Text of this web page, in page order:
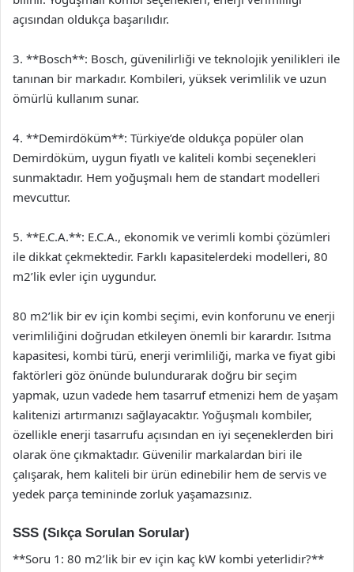
açısından oldukça başarılıdır.
3. **Bosch**: Bosch, güvenilirliği ve teknolojik yenilikleri ile
tanınan bir markadır. Kombileri, yüksek verimlilik ve uzun
ömürlü kullanım sunar.
4. **Demirdöküm**: Türkiye’de oldukça popüler olan
Demirdöküm, uygun fiyatlı ve kaliteli kombi seçenekleri
sunmaktadır. Hem yoğuşmalı hem de standart modelleri
mevcuttur.
5. **E.C.A.**: E.C.A., ekonomik ve verimli kombi çözümleri
ile dikkat çekmektedir. Farklı kapasitelerdeki modelleri, 80
m2’lik evler için uygundur.
80 m2’lik bir ev için kombi seçimi, evin konforunu ve enerji
verimliliğini doğrudan etkileyen önemli bir karardır. Isıtma
kapasitesi, kombi türü, enerji verimliliği, marka ve fiyat gibi
faktörleri göz önünde bulundurarak doğru bir seçim
yapmak, uzun vadede hem tasarruf etmenizi hem de yaşam
kalitenizi artırmanızı sağlayacaktır. Yoğuşmalı kombiler,
özellikle enerji tasarrufu açısından en iyi seçeneklerden biri
olarak öne çıkmaktadır. Güvenilir markalardan biri ile
çalışarak, hem kaliteli bir ürün edinebilir hem de servis ve
yedek parça temininde zorluk yaşamazsınız.
SSS (Sıkça Sorulan Sorular)
**Soru 1: 80 m2’lik bir ev için kaç kW kombi yeterlidir?**